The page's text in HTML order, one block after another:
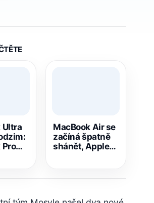
Ultra
Pro
MacBook Air se
začíná špatně
shánět, Apple